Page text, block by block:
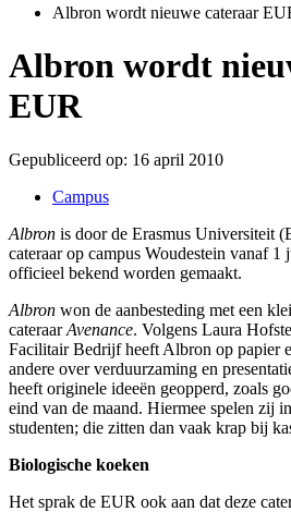
Albron wordt nieuwe cateraar
Albron wordt
EUR
Gepubliceerd op: 16 april 2010
Campus
Albron is door de Erasmus Universiteit
cateraar op campus Woudestein vanaf
officieel bekend worden gemaakt.
Albron won de aanbesteding met een
cateraarAvenance. Volgens Laura
Facilitair Bedrijf heeft Albron op papier
andere over verduurzaming en
heeft originele ideeën geopperd, zoals
eind van de maand. Hiermee spelen zij
studenten; die zitten dan vaak krap bij
Biologische koeken
Het sprak de EUR ook aan dat deze